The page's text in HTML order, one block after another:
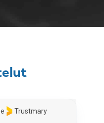
Trustmary